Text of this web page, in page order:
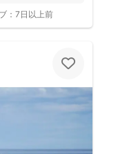
： 7日以上前